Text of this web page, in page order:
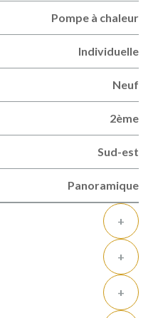
Pompe à chaleur
Individuelle
Neuf
2ème
Sud-est
Panoramique
+
+
+